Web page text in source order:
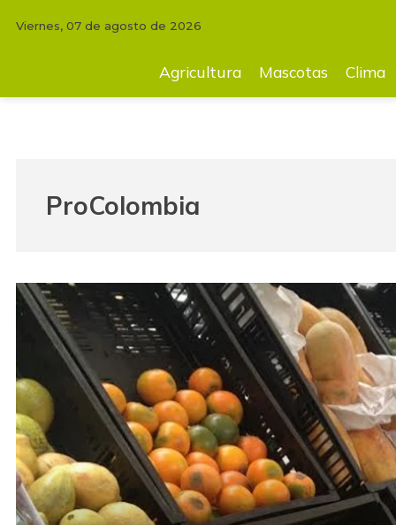
Mascotas Clima Tecnología
Viernes, 07 de agosto de 2026
Agricultura Mascotas Clima
ProColombia